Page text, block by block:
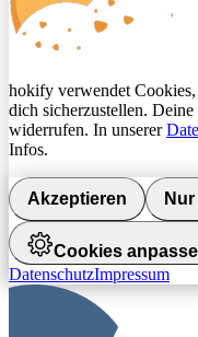
hokify verwendet
dich sicherzustellen.
widerrufen. In unserer
Infos.
Akzeptieren
Cookies
DatenschutzImpressum